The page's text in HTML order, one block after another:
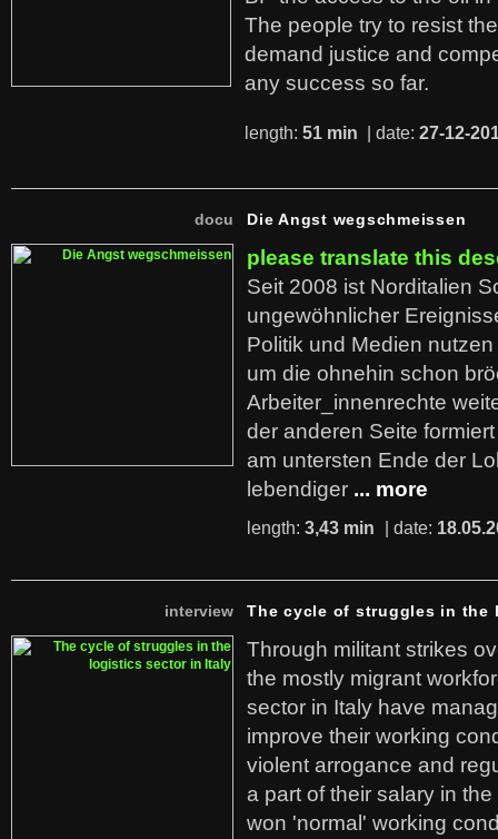
The people try to resist
demand justice and
any success so far.
length: 51 min | date: 27-12-
docu Die Angst wegschmeissen
please translate this
Seit 2008 ist Norditalien
ungewöhnlicher
Politik und Medien
um die ohnehin schon
Arbeiter_innenrechte
der anderen Seite
am untersten Ende der
lebendiger ... more
length: 3,43 min | date:
interview The cycle of struggles in
Through militant strikes
the mostly migrant
sector in Italy have
improve their working
violent arrogance and
a part of their salary in
won 'normal' working